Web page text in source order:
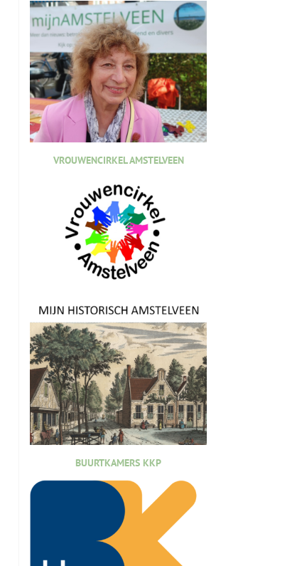
VROUWENCIRKEL AMSTELVEEN
BUURTKAMERS KKP